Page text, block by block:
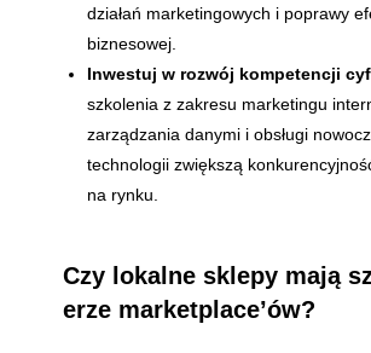
działań marketingowych i poprawy
biznesowej.
Inwestuj w rozwój kompetencji
szkolenia z zakresu marketingu
zarządzania danymi i obsługi
technologii zwiększą
na rynku.
Czy lokalne sklepy mają
erze marketplace’ów?